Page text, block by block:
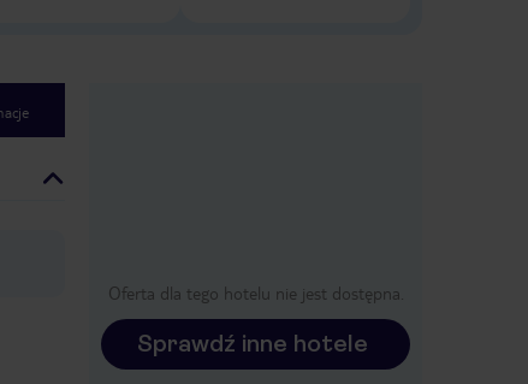
Oferta dla tego hotelu nie jest dostępna.
Sprawdź inne hotele